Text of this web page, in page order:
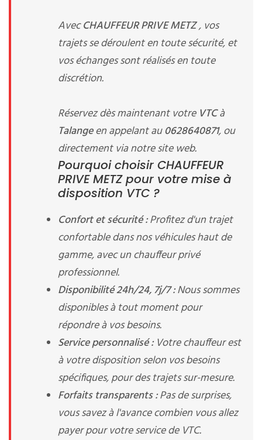
AvecCHAUFFEUR PRIVE METZ, vos
trajets se déroulent en toute sécurité, et
vos échanges sont réalisés en toute
discrétion.
Réservez dès maintenant votre VTCà
Talangeen appelant au0628640871, ou
directement via notre site web.
Pourquoi choisir CHAUFFEUR
PRIVE METZ pour votre mise à
disposition VTC ?
Confort et sécurité :Profitez d'un trajet
confortable dans nos véhicules haut de
gamme, avec un chauffeur privé
professionnel.
Disponibilité 24h/24, 7j/7 :Nous sommes
disponibles à tout moment pour
répondre à vos besoins.
Service personnalisé :Votre chauffeur est
à votre disposition selon vos besoins
spécifiques, pour des trajets sur-mesure.
Forfaits transparents :Pas de surprises,
vous savez à l'avance combien vous allez
payer pour votre service de VTC.